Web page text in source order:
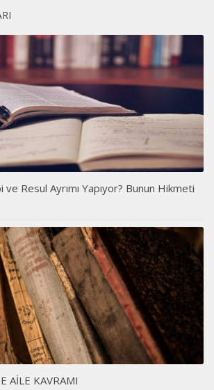
Resul Ayrımı Yapıyor? Bunun Hikmeti
AİLE KAVRAMI